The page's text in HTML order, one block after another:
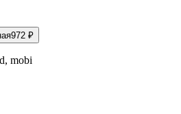
972 ₽
mobi